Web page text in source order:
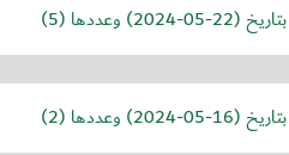
(
2024-05-22) وعددها (5)
(
2024-05-16) وعددها (2)